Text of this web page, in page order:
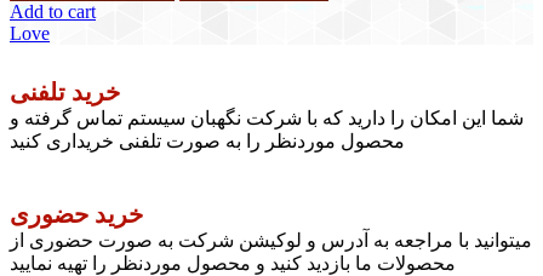
Add to cart
Love
خرید تلفنی
شما این امکان را دارید که با شرکت نگهبان سیستم تماس گرفته و
محصول موردنظر را به صورت تلفنی خریداری کنید
خرید حضوری
میتوانید با مراجعه به آدرس و لوکیشن شرکت به صورت حضوری از
محصولات ما بازدید کنید و محصول موردنظر را تهیه نمایید